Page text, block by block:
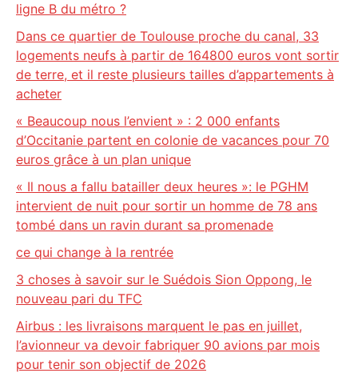
ligne B du métro ?
Dans ce quartier de Toulouse proche du canal, 33
logements neufs à partir de 164800 euros vont sortir
de terre, et il reste plusieurs tailles d’appartements à
acheter
« Beaucoup nous l’envient » : 2 000 enfants
d’Occitanie partent en colonie de vacances pour 70
euros grâce à un plan unique
« Il nous a fallu batailler deux heures »: le PGHM
intervient de nuit pour sortir un homme de 78 ans
tombé dans un ravin durant sa promenade
ce qui change à la rentrée
3 choses à savoir sur le Suédois Sion Oppong, le
nouveau pari du TFC
Airbus : les livraisons marquent le pas en juillet,
l’avionneur va devoir fabriquer 90 avions par mois
pour tenir son objectif de 2026